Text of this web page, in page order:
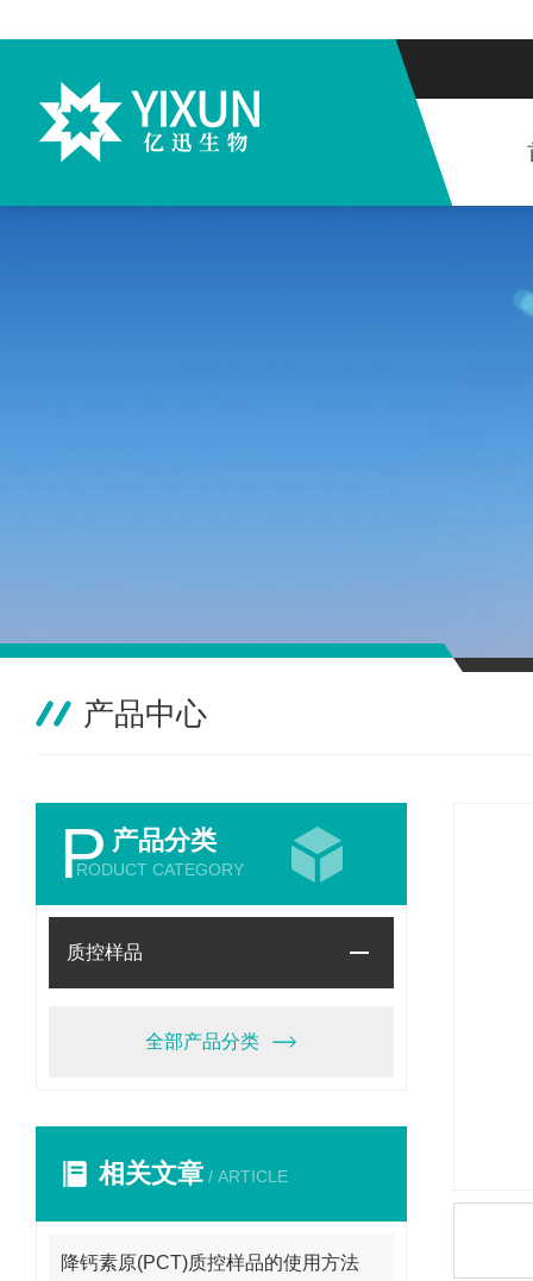
产品中心
P 产品分类
RODUCT CATEGORY
质控样品
全部产品分类
相关文章 / ARTICLE
降钙素原(PCT)质控样品的使用方法